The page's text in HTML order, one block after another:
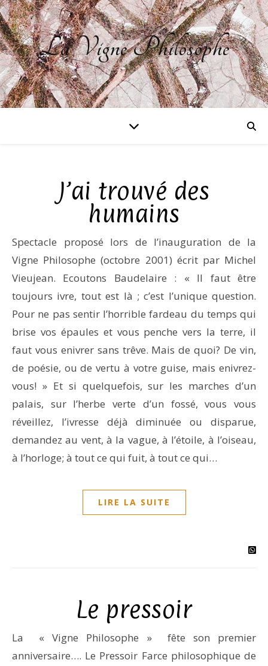
La Vigne Philosophe
J’ai trouvé des
humains
Spectacle proposé lors de l’inauguration de la
Vigne Philosophe (octobre 2001) écrit par Michel
Vieujean. Ecoutons Baudelaire : « Il faut être
toujours ivre, tout est là ; c’est l’unique question.
Pour ne pas sentir l’horrible fardeau du temps qui
brise vos épaules et vous penche vers la terre, il
faut vous enivrer sans trêve. Mais de quoi? De vin,
de poésie, ou de vertu à votre guise, mais enivrez-
vous! » Et si quelquefois, sur les marches d’un
palais, sur l’herbe verte d’un fossé, vous vous
réveillez, l’ivresse déjà diminuée ou disparue,
demandez au vent, à la vague, à l’étoile, à l’oiseau,
à l’horloge; à tout ce qui fuit, à tout ce qui…
LIRE LA SUITE
Le pressoir
La « Vigne Philosophe » fête son premier
anniversaire…. Le Pressoir Farce philosophique de